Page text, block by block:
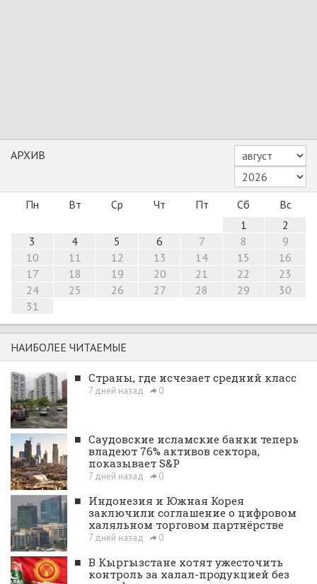
АРХИВ
Пн Вт Ср Чт Пт Сб
Вс
1
2
3
4 5 6 7 8
9
10
11 12 13 14 15
16
17
18 19 20 21 22
23
24
25 26 27 28 29
30
31
НАИБОЛЕЕ ЧИТАЕМЫЕ
■ Страны, где исчезает средний класс
7 дней назад 0
■ Саудовские исламские банки теперь
владеют 76% активов сектора,
показывает S&P
7 дней назад 0
■ Индонезия и Южная Корея
заключили соглашение о цифровом
халяльном торговом партнёрстве
7 дней назад 0
■ В Кыргызстане хотят ужесточить
контроль за халал-продукцией без